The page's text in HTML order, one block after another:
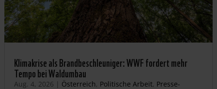
Klimakrise als Brandbeschleuniger: WWF fordert mehr
Tempo bei Waldumbau
Aug. 4, 2026 | Österreich, Politische Arbeit, Presse-